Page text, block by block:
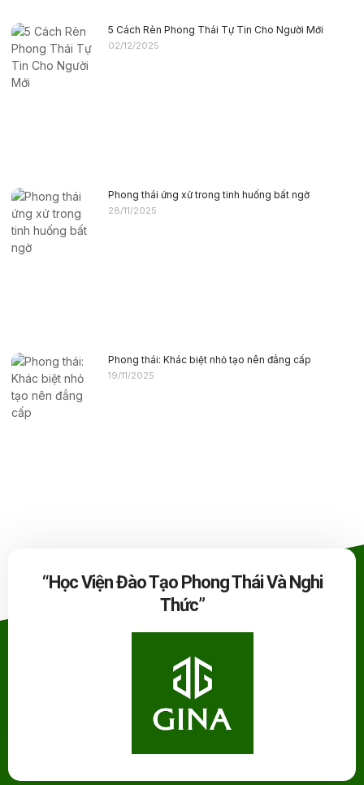
5 Cách Rèn Phong Thái Tự Tin Cho Người Mới
02/12/2025
Phong thái ứng xử trong tinh huống bất ngờ
28/11/2025
Phong thái: Khác biệt nhỏ tạo nên đẳng cấp
19/11/2025
“Học Viện Đào Tạo Phong Thái Và Nghi
Thức”